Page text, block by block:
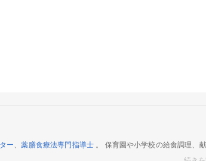
ー、薬膳食療法専門指導士 。 保育園や小学校の給食調理、